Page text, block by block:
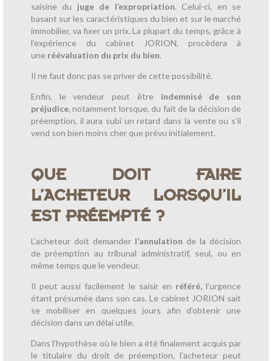
saisine du juge de l’expropriation. Celui-ci, en se
basant sur les caractéristiques du bien et sur le marché
immobilier, va fixer un prix. La plupart du temps, grâce à
l’expérience du cabinet JORION, procèdera à
une réévaluation du prix du bien.
Il ne faut donc pas se priver de cette possibilité.
Enfin, le vendeur peut être indemnisé de son
préjudice, notamment lorsque, du fait de la décision de
préemption, il aura subi un retard dans la vente ou s’il
vend son bien moins cher que prévu initialement.
QUE DOIT FAIRE
L’ACHETEUR LORSQU’IL
EST PRÉEMPTÉ ?
L’acheteur doit demander l’annulation de la décision
de préemption au tribunal administratif, seul, ou en
même temps que le vendeur.
Il peut aussi facilement le saisir en référé,l’urgence
étant présumée dans son cas. Le cabinet JORION sait
se mobiliser en quelques jours afin d’obtenir une
décision dans un délai utile.
Dans l’hypothèse où le bien a été finalement acquis par
le titulaire du droit de préemption, l’acheteur peut